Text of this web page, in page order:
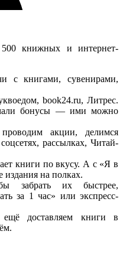
книжных и интернет-
с книгами, сувенирами,
book24.ru, Литрес.
бонусы — ими можно
акции, делимся
рассылках, Читай-
книги по вкусу. А с «Я в
издания на полках.
забрать их быстрее,
за 1 час» или экспресс-
ещё доставляем книги в